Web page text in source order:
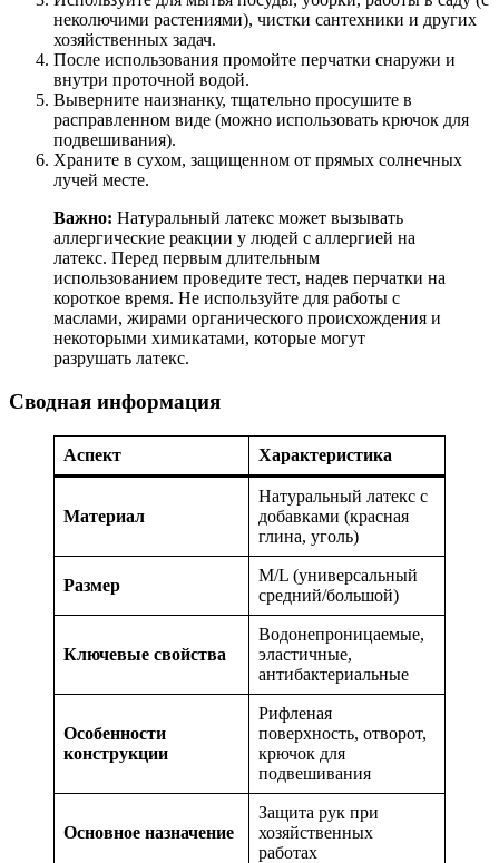
неколючими растениями), чистки сантехники и других
хозяйственных задач.
После использования промойте перчатки снаружи и
внутри проточной водой.
Выверните наизнанку, тщательно просушите в
расправленном виде (можно использовать крючок для
подвешивания).
Храните в сухом, защищенном от прямых солнечных
лучей месте.
Важно: Натуральный латекс может вызывать
аллергические реакции у людей с аллергией на
латекс. Перед первым длительным
использованием проведите тест, надев перчатки на
короткое время. Не используйте для работы с
маслами, жирами органического происхождения и
некоторыми химикатами, которые могут
разрушать латекс.
Сводная информация
Аспект Характеристика
Материал
Натуральный латекс с
добавками (красная
глина, уголь)
Размер
M/L (универсальный
средний/большой)
Ключевые свойства
Водонепроницаемые,
эластичные,
антибактериальные
Особенности
конструкции
Рифленая
поверхность, отворот,
крючок для
подвешивания
Основное назначение
Защита рук при
хозяйственных
работах